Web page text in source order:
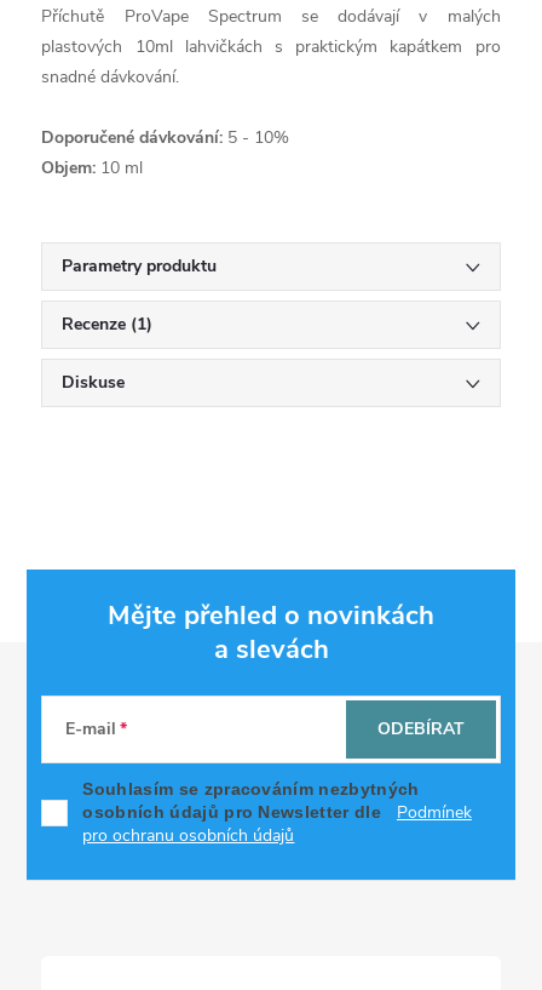
Příchutě ProVape Spectrum se dodávají v malých
plastových 10ml lahvičkách s praktickým kapátkem pro
snadné dávkování.
Doporučené dávkování: 5 - 10%
Objem: 10 ml
Parametry produktu
Recenze (1)
Diskuse
Mějte přehled o novinkách
a slevách
E-mail
Souhlasím se zpracováním nezbytných
osobních údajů pro Newsletter dle
Podmínek
pro ochranu osobních údajů
ODEBÍRAT